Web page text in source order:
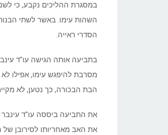
במסגרת ההליכים נקבע, כי
השהות עימו. באשר לשתי
הסדרי ראייה.
בתביעה אותה הגישה עו"ד
מסרבת להיפגש עימו, אפילו לא
הבת הבכורה, כך נטען, לא
את התביעה ביססה עו"ד
את האב מאחריותו לסירובן של